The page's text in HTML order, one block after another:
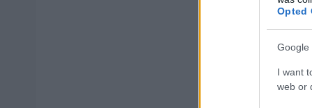
Opted
Google
I want
web or
ΑΣΕΠ: Εξ
μέρες